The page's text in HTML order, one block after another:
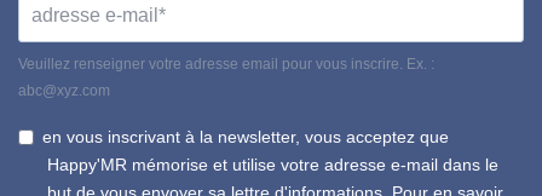
Veuillez renseigner votre adresse email pour vous inscrire. Ex. :
abc@xyz.com
en vous inscrivant à la newsletter, vous acceptez que
Happy'MR mémorise et utilise votre adresse e-mail dans le